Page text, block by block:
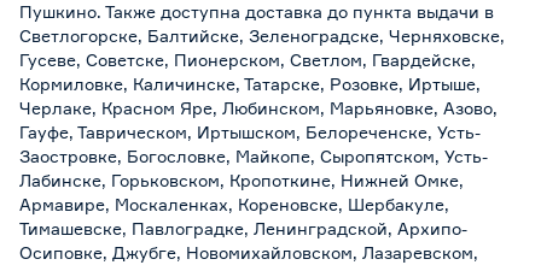
Пушкино. Также доступна доставка до пункта выдачи в
Светлогорске, Балтийске, Зеленоградске, Черняховске,
Гусеве, Советске, Пионерском, Светлом, Гвардейске,
Кормиловке, Каличинске, Татарске, Розовке, Иртыше,
Черлаке, Красном Яре, Любинском, Марьяновке, Азово,
Гауфе, Таврическом, Иртышском, Белореченске, Усть-
Заостровке, Богословке, Майкопе, Сыропятском, Усть-
Лабинске, Горьковском, Кропоткине, Нижней Омке,
Армавире, Москаленках, Кореновске, Шербакуле,
Тимашевске, Павлоградке, Ленинградской, Архипо-
Осиповке, Джубге, Новомихайловском, Лазаревском,